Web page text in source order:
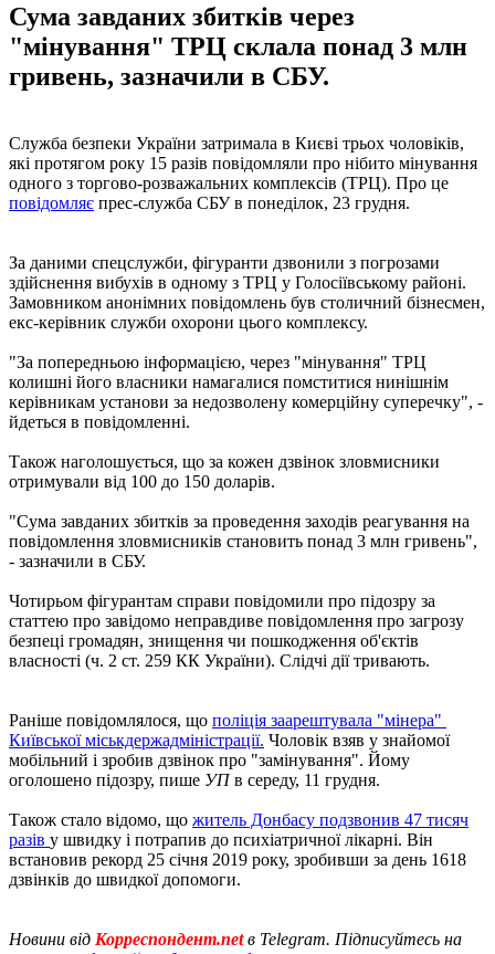
Сума завданих збитків через
"мінування" ТРЦ склала понад 3 млн
гривень, зазначили в СБУ.
Служба безпеки України затримала в Києві трьох чоловіків,
які протягом року 15 разів повідомляли про нібито мінування
одного з торгово-розважальних комплексів (ТРЦ). Про це
повідомляє прес-служба СБУ в понеділок, 23 грудня.
За даними спецслужби, фігуранти дзвонили з погрозами
здійснення вибухів в одному з ТРЦ у Голосіївському районі.
Замовником анонімних повідомлень був столичний бізнесмен,
екс-керівник служби охорони цього комплексу.
"За попередньою інформацією, через "мінування" ТРЦ
колишні його власники намагалися помститися нинішнім
керівникам установи за недозволену комерційну суперечку", -
йдеться в повідомленні.
Також наголошується, що за кожен дзвінок зловмисники
отримували від 100 до 150 доларів.
"Сума завданих збитків за проведення заходів реагування на
повідомлення зловмисників становить понад 3 млн гривень",
- зазначили в СБУ.
Чотирьом фігурантам справи повідомили про підозру за
статтею про завідомо неправдиве повідомлення про загрозу
безпеці громадян, знищення чи пошкодження об'єктів
власності (ч. 2 ст. 259 КК України). Слідчі дії тривають.
Раніше повідомлялося, що поліція заарештувала "мінера" ​​
Київської міськдержадміністрації. Чоловік взяв у знайомої
мобільний і зробив дзвінок про "замінування". Йому
оголошено підозру, пише УПв середу, 11 грудня.
Також стало відомо, що житель Донбасу подзвонив 47 тисяч
разів у швидку і потрапив до психіатричної лікарні. Він
встановив рекорд 25 січня 2019 року, зробивши за день 1618
дзвінків до швидкої допомоги.
Новини від Корреспондент.netв Telegram. Підписуйтесь на